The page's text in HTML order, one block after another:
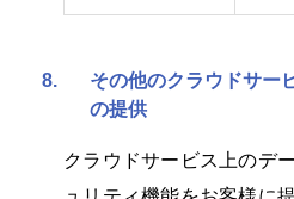
8.
その他のクラウドサー
の提供
クラウドサービス上のデ